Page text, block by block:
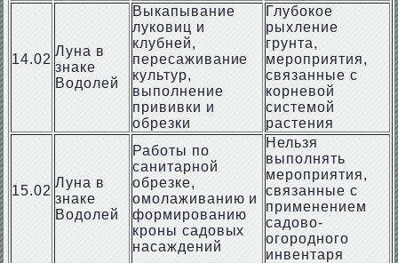
14.02
Луна в
знаке
Водолей
Выкапывание
луковиц и
клубней,
пересаживание
культур,
выполнение
прививки и
обрезки
Глубокое
рыхление
грунта,
мероприятия,
связанные с
корневой
системой
растения
15.02
Луна в
знаке
Водолей
Работы по
санитарной
обрезке,
омолаживанию и
формированию
кроны садовых
насаждений
Нельзя
выполнять
мероприятия,
связанные с
применением
садово-
огородного
инвентаря